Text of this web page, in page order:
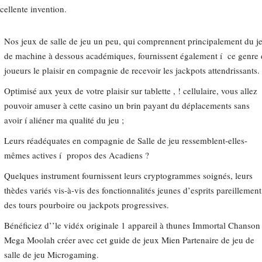
invention.
Nos jeux de salle de jeu un peu, qui comprennent principalement du
de machine à dessous académiques, fournissent également í ce genre
joueurs le plaisir en compagnie de recevoir les jackpots attendrissants.
Optimisé aux yeux de votre plaisir sur tablette , ! cellulaire, vous allez
pouvoir amuser à cette casino un brin payant du déplacements sans
avoir í aliéner ma qualité du jeu ;
Leurs réadéquates en compagnie de Salle de jeu ressemblent-elles-
mêmes actives í propos des Acadiens ?
Quelques instrument fournissent leurs cryptogrammes soignés, leurs
thèdes variés vis-à-vis des fonctionnalités jeunes d’esprits pareillement
des tours pourboire ou jackpots progressives.
Bénéficiez d’’le vidéx originale 1 appareil à thunes Immortal Chanson
Mega Moolah créer avec cet guide de jeux Mien Partenaire de jeu de
salle de jeu Microgaming.